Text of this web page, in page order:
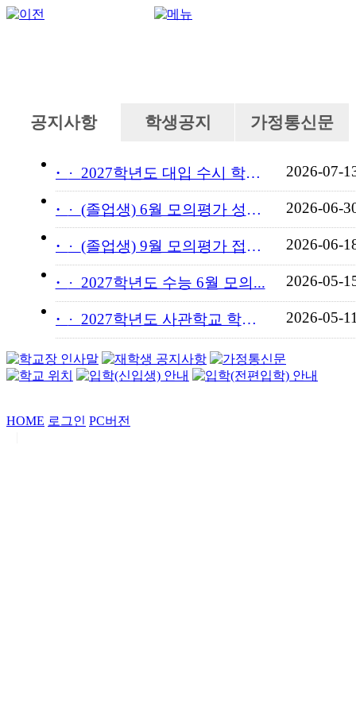
공지사항 학생공지 가정통신문
· 2027학년도 대입 수시 학교... 2026-07-
· (졸업생) 6월 모의평가 성적... 2026-06-
· (졸업생) 9월 모의평가 접수... 2026-06-
· 2027학년도 수능 6월 모의... 2026-05-
· 2027학년도 사관학교 학교장... 2026-05-
HOME 로그인 PC버전